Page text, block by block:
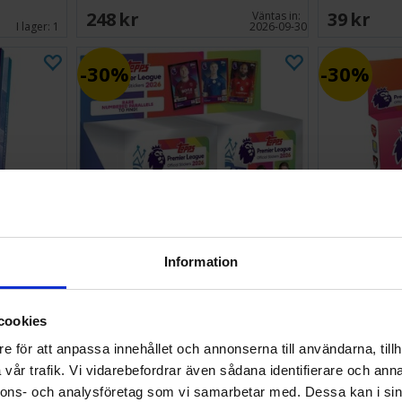
Information
för att anpassa innehållet och annonserna till användarna,
trafik. Vi vidarebefordrar även sådana identifierare och
och analysföretag som vi samarbetar med. Dessa kan i
I lager: 1 248 SEK Väntas in:
2026-09-30 39 SEK
I lager: 7
30%
Premier League 2026 Sticker
1 049 SEK I lager:16
30%
Premier
132 SEK